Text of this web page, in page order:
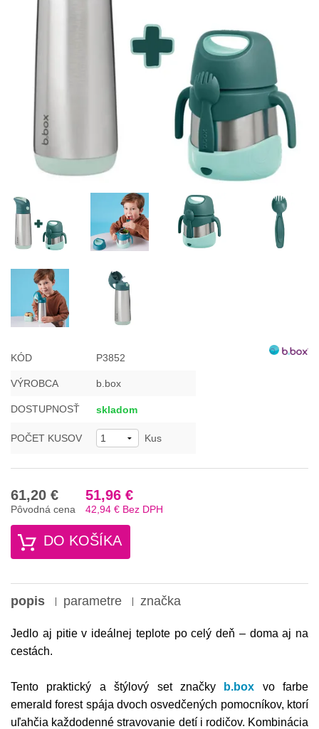
Misky, príbory
Skladovanie potravín
Výbava na príkrmy
Detské nože a krájače
KÓD P3852
VÝROBCA b.box
DOSTUPNOSŤ skladom
POČET KUSOV Kus
61,20 €
Pôvodná cena
51,96 €
42,94 € Bez DPH
DO KOŠÍKA
popis parametre značka
Jedlo aj pitie v ideálnej teplote po celý deň – doma aj na
cestách.
Tento praktický a štýlový set značky b.box vo farbe
emerald forest spája dvoch osvedčených pomocníkov, ktorí
uľahčia každodenné stravovanie detí i rodičov. Kombinácia